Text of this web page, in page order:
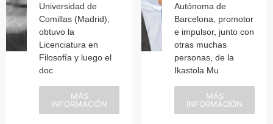
Universidad de
Comillas (Madrid),
obtuvo la
Licenciatura en
Filosofía y luego el
doc
MÁS
INFORMACIÓN
Autónoma de
Barcelona, promotor
e impulsor, junto con
otras muchas
personas, de la
Ikastola Mu
MÁS
INFORMACIÓN